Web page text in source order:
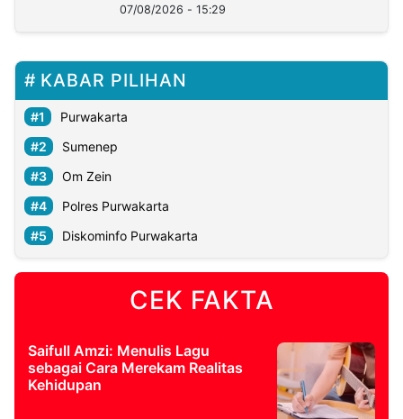
07/08/2026 - 15:29
KABAR PILIHAN
Purwakarta
Sumenep
Om Zein
Polres Purwakarta
Diskominfo Purwakarta
CEK FAKTA
Saifull Amzi: Menulis Lagu
sebagai Cara Merekam Realitas
Kehidupan